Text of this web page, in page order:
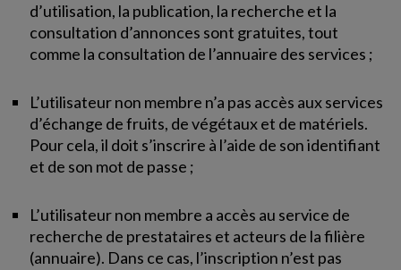
d’utilisation, la publication, la recherche et la
consultation d’annonces sont gratuites, tout
comme la consultation de l’annuaire des services ;
L’utilisateur non membre n’a pas accès aux services
d’échange de fruits, de végétaux et de matériels.
Pour cela, il doit s’inscrire à l’aide de son identifiant
et de son mot de passe ;
L’utilisateur non membre a accès au service de
recherche de prestataires et acteurs de la filière
(annuaire). Dans ce cas, l’inscription n’est pas